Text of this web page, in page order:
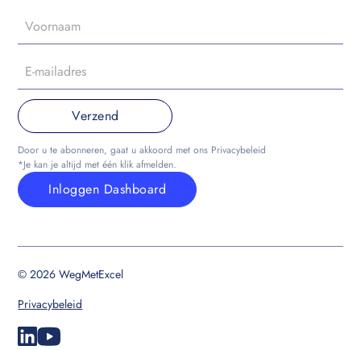
Door u te abonneren, gaat u akkoord met ons Privacybeleid
*Je kan je altijd met één klik afmelden.
Inloggen Dashboard
© 2026 WegMetExcel
Privacybeleid